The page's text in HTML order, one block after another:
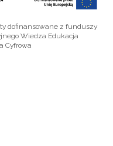
dofinansowane z funduszy
Wiedza Edukacja
Cyfrowa